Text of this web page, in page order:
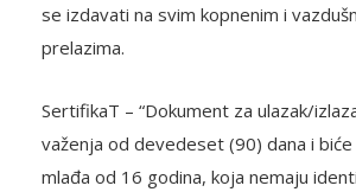
se izdavati na svim kopnenim i
prelazima.
SertifikaT – “Dokument za ulazak/
važenja od devedeset (90) dana i biće
mlađa od 16 godina, koja nemaju